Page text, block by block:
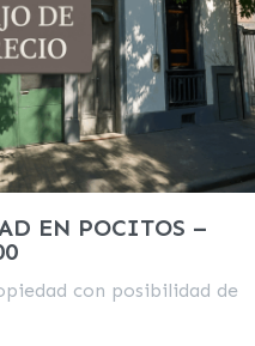
EN POCITOS –
con posibilidad de